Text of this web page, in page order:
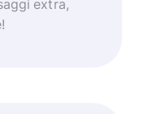
extra,